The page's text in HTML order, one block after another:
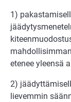
1)
etenee yleensä
2)
lievemmin